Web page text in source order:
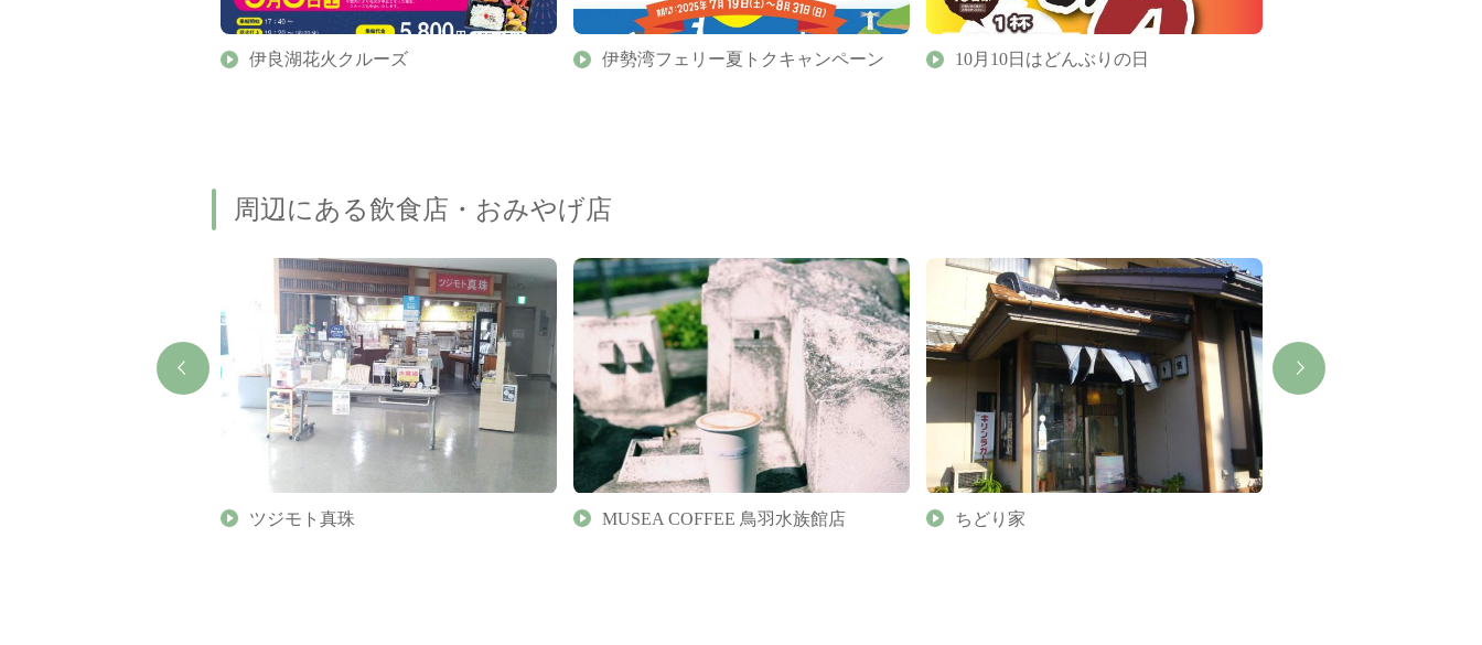
伊良湖花火クルーズ 伊勢湾フェリー夏トクキャンペーン 10月10日はどんぶりの日
周辺にある飲食店・おみやげ店
ツジモト真珠 MUSEA COFFEE 鳥羽水族館店 ちどり家